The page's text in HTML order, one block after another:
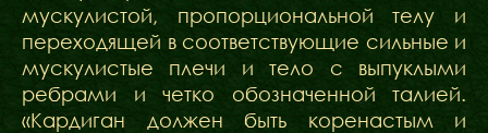
мускулистой, пропорциональной телу и
переходящей в соответствующие сильные и
мускулистые плечи и тело с выпуклыми
ребрами и четко обозначенной талией.
«Кардиган должен быть коренастым и